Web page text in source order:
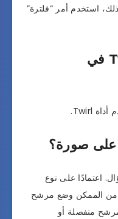
استخدم أمر “فلترة”
كيف تستخدم أداة Twirl في
صورة؟
اعتمادًا على نوع
من الممكن وضع مرشح
منفصلة أو